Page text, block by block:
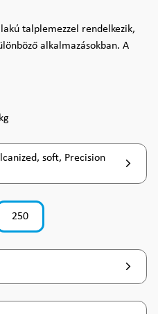
talplemezzel rendelkezik,
alkalmazásokban. A
soft, Precision
250